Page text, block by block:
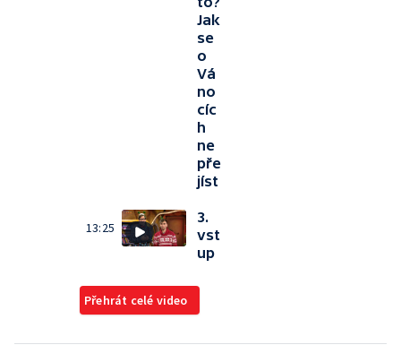
Jak
se
o
Vá
no
cíc
h
ne
pře
jíst
13:25
3.
vst
up
Přehrát celé video